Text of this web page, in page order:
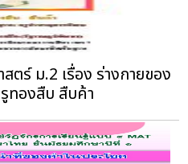
ตร์ ม.2 เรื่อง ร่างกายของ
ทองสืบ สืบค้า